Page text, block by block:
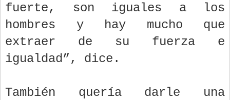
fuerte, son iguales a los
hombres y hay mucho que
extraer de su fuerza e
igualdad”, dice.
También quería darle una